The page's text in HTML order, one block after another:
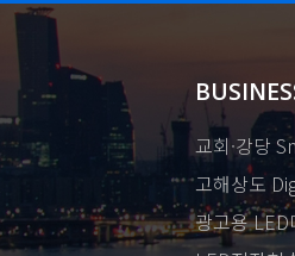
교회·강당
고해상도
광고용